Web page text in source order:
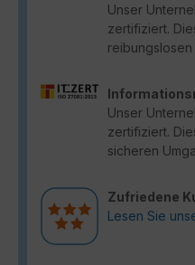
Unser
zertifiziert.
reibungslosen
Unser
zertifiziert.
sicheren
Zufriedene
Lesen Sie